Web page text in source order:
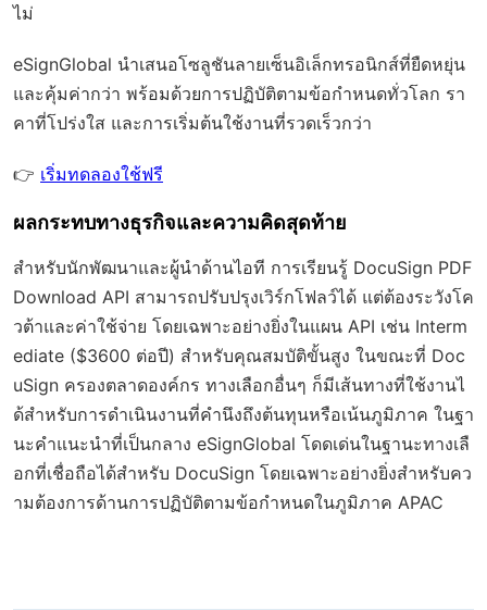
ไม่
eSignGlobal นำเสนอโซลูชันลายเซ็นอิเล็กทรอนิกส์ที่ยืดหยุ่น
และคุ้มค่ากว่า พร้อมด้วยการปฏิบัติตามข้อกำหนดทั่วโลก รา
คาที่โปร่งใส และการเริ่มต้นใช้งานที่รวดเร็วกว่า
👉 เริ่มทดลองใช้ฟรี
ผลกระทบทางธุรกิจและความคิดสุดท้าย
สำหรับนักพัฒนาและผู้นำด้านไอที การเรียนรู้ DocuSign PDF
Download API สามารถปรับปรุงเวิร์กโฟลว์ได้ แต่ต้องระวังโค
วต้าและค่าใช้จ่าย โดยเฉพาะอย่างยิ่งในแผน API เช่น Interm
ediate ($3600 ต่อปี) สำหรับคุณสมบัติขั้นสูง ในขณะที่ Doc
uSign ครองตลาดองค์กร ทางเลือกอื่นๆ ก็มีเส้นทางที่ใช้งานไ
ด้สำหรับการดำเนินงานที่คำนึงถึงต้นทุนหรือเน้นภูมิภาค ในฐา
นะคำแนะนำที่เป็นกลาง eSignGlobal โดดเด่นในฐานะทางเลื
อกที่เชื่อถือได้สำหรับ DocuSign โดยเฉพาะอย่างยิ่งสำหรับคว
ามต้องการด้านการปฏิบัติตามข้อกำหนดในภูมิภาค APAC